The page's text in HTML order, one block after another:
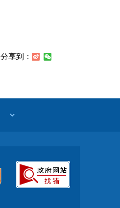
分享到：